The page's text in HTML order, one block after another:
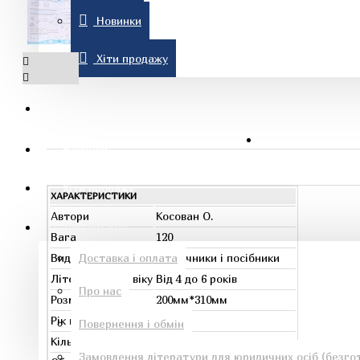
Комп'ютерна література
Езотеричні книги
Новинки
Хіти продажу
Новинки
Хіти продажу
Інформація
Доставка і оплата
Про нас
Повернення і обмін
Замовлення літератури для юридичних осіб
ХАРАКТЕРИСТИКИ
Автори
Косован О.
Вага
120
Видавництво
Підручники і посібники
Література по віку Від 4 до 6 років
Розміри
200мм*310мм
Рік видання
2025
Кількість сторінок